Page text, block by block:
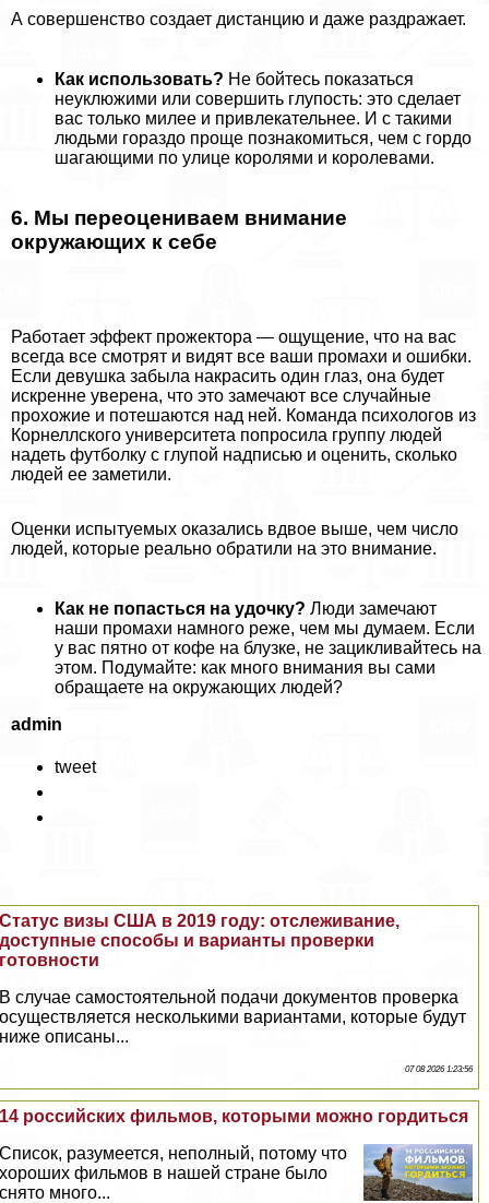
А совершенство создает дистанцию и даже раздражает.
Как использовать? Не бойтесь показаться
неуклюжими или совершить глупость: это сделает
вас только милее и привлекательнее. И с такими
людьми гораздо проще познакомиться, чем с гордо
шагающими по улице королями и королевами.
6. Мы переоцениваем внимание
окружающих к себе
Работает эффект прожектора — ощущение, что на вас
всегда все смотрят и видят все ваши промахи и ошибки.
Если дeвyшка забыла накрасить один глаз, она будет
искренне уверена, что это замечают все случайные
прохожие и потешаются над ней. Комaнда психологов из
Корнеллского университета попросила группу людей
надеть футболку с глупой надписью и оценить, сколько
людей ее заметили.
Оценки испытуемых оказались вдвое выше, чем число
людей, которые реально обратили на это внимание.
Как не попасться на удочку? Люди замечают
наши промахи намного реже, чем мы думаем. Если
у вас пятно от кофе на блузке, не зацикливайтесь на
этом. Подумайте: как много внимания вы сами
обращаете на окружающих людей?
admin
tweet
Статус визы США в 2019 году: отслеживание,
доступные способы и варианты проверки
готовности
В случае самостоятельной подачи документов проверка
осуществляется несколькими вариантами, которые будут
ниже описаны...
07 08 2026 1:23:56
14 российских фильмов, которыми можно гордиться
Список, разумеется, неполный, потому что
хороших фильмов в нашей стране было
снято много...